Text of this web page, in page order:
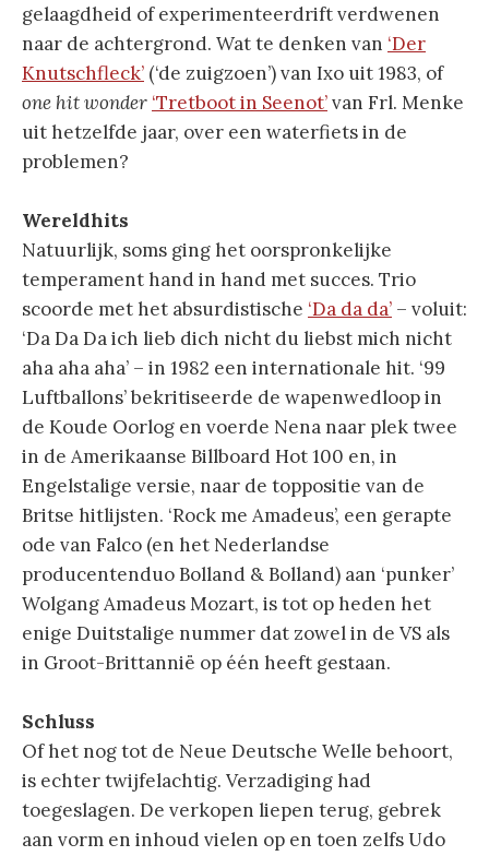
gelaagdheid of experimenteerdrift verdwenen
naar de achtergrond. Wat te denken van ‘Der
Knutschfleck’ (‘de zuigzoen’) van Ixo uit 1983, of
one hit wonder ‘Tretboot in Seenot’van Frl. Menke
uit hetzelfde jaar, over een waterfiets in de
problemen?
Wereldhits
Natuurlijk, soms ging het oorspronkelijke
temperament hand in hand met succes. Trio
scoorde met het absurdistische ‘Da da da’ – voluit:
‘Da Da Da ich lieb dich nicht du liebst mich nicht
aha aha aha’ – in 1982 een internationale hit. ‘99
Luftballons’ bekritiseerde de wapenwedloop in
de Koude Oorlog en voerde Nena naar plek twee
in de Amerikaanse Billboard Hot 100 en, in
Engelstalige versie, naar de toppositie van de
Britse hitlijsten. ‘Rock me Amadeus’, een gerapte
ode van Falco (en het Nederlandse
producentenduo Bolland & Bolland) aan ‘punker’
Wolgang Amadeus Mozart, is tot op heden het
enige Duitstalige nummer dat zowel in de VS als
in Groot-Brittannië op één heeft gestaan.
Schluss
Of het nog tot de Neue Deutsche Welle behoort,
is echter twijfelachtig. Verzadiging had
toegeslagen. De verkopen liepen terug, gebrek
aan vorm en inhoud vielen op en toen zelfs Udo